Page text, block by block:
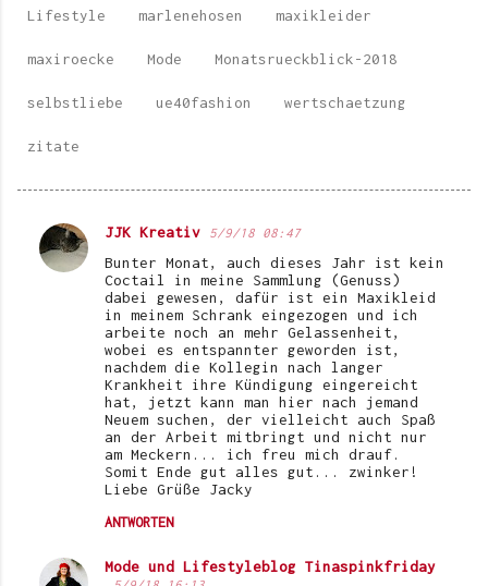
Lifestyle marlenehosen maxikleider
maxiroecke Mode Monatsrueckblick-2018
selbstliebe ue40fashion wertschaetzung
zitate
K
JJK Kreativ 5/9/18 08:47
Bunter Monat, auch dieses Jahr ist kein
Coctail in meine Sammlung (Genuss)
dabei gewesen, dafür ist ein Maxikleid
in meinem Schrank eingezogen und ich
arbeite noch an mehr Gelassenheit,
wobei es entspannter geworden ist,
nachdem die Kollegin nach langer
Krankheit ihre Kündigung eingereicht
hat, jetzt kann man hier nach jemand
Neuem suchen, der vielleicht auch Spaß
an der Arbeit mitbringt und nicht nur
am Meckern... ich freu mich drauf.
Somit Ende gut alles gut... zwinker!
Liebe Grüße Jacky
ANTWORTEN
Mode und Lifestyleblog Tinaspinkfriday